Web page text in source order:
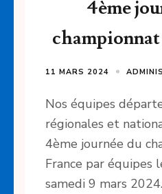
4ème
11 MARS 2024
Nos équipes
régionales et
4ème journée du
France par équipes
samedi 9 mars